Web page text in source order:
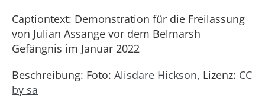
Captiontext: Demonstration für die Freilassung
von Julian Assange vor dem Belmarsh
Gefängnis im Januar 2022
Beschreibung: Foto: Alisdare Hickson, Lizenz: CC
by sa